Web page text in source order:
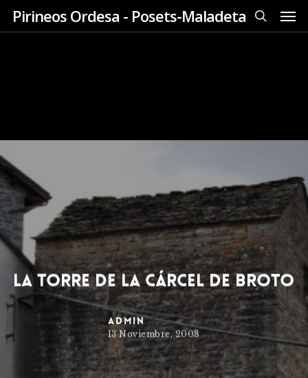
SkipPirineos Ordesa - Posets-Maladeta
search
La Torre de la Cárcel de Broto
admin
13 Noviembre, 2008